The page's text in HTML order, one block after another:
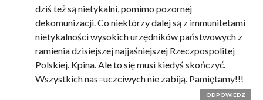
dziś też są nietykalni, pomimo pozornej
dekomunizacji. Co niektórzy dalej są z immunitetami
nietykalności wysokich urzędników państwowych z
ramienia dzisiejszej najjaśniejszej Rzeczpospolitej
Polskiej. Kpina. Ale to się musi kiedyś skończyć.
Wszystkich nas=uczciwych nie zabiją. Pamiętamy!!!
ODPOWIEDZ